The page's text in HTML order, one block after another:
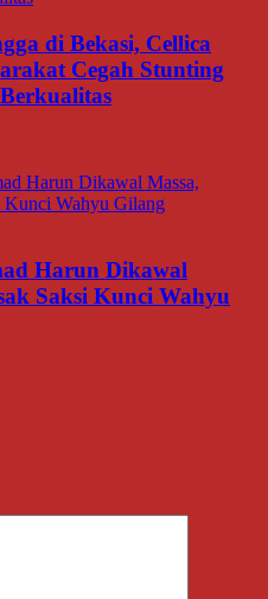
di Bekasi, Cellica
Cegah Stunting
Harun Dikawal
Saksi Kunci Wahyu